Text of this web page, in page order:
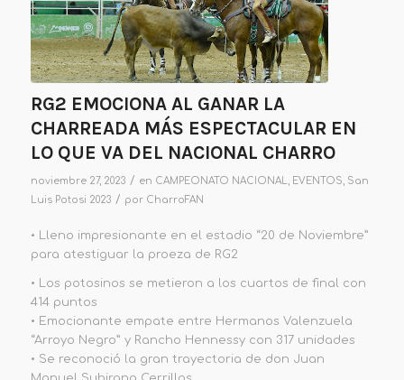
RG2 EMOCIONA AL GANAR LA
CHARREADA MÁS ESPECTACULAR EN
LO QUE VA DEL NACIONAL CHARRO
noviembre 27, 2023 / en CAMPEONATO NACIONAL, EVENTOS, San
Luis Potosi 2023 / por CharroFAN
• Lleno impresionante en el estadio “20 de Noviembre”
para atestiguar la proeza de RG2
• Los potosinos se metieron a los cuartos de final con
414 puntos
• Emocionante empate entre Hermanos Valenzuela
“Arroyo Negro” y Rancho Hennessy con 317 unidades
• Se reconoció la gran trayectoria de don Juan